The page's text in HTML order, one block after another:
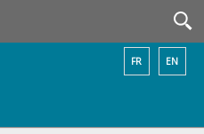
EN
FR